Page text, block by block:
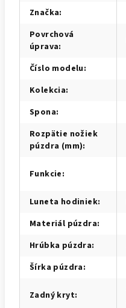
Značka:
Povrchová
úprava:
Číslo modelu:
Kolekcia:
Spona:
Rozpätie nožiek
púzdra (mm):
Funkcie:
Luneta hodiniek:
Materiál púzdra:
Hrúbka púzdra:
Šírka púzdra:
Zadný kryt: